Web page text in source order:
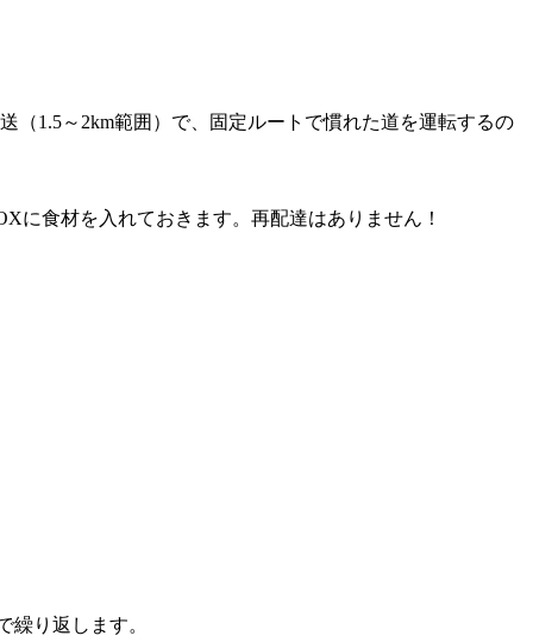
（1.5～2km範囲）で、固定ルートで慣れた道を運転するの
に食材を入れておきます。再配達はありません！
り返します。